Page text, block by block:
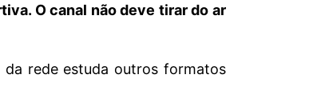
O canal não deve tirar do ar
rede estuda outros formatos